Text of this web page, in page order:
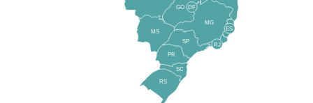
10h
MS
GO
PR
SC
RS
SP
MG
RJ
ES
DF